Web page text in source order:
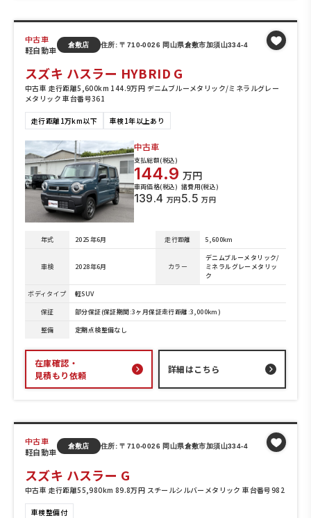
中古車
軽自動車
倉敷店 住所: 〒710-0026 岡山県倉敷市加須山334-4
スズキ ハスラー HYBRID G
中古車 走行距離5,600km 144.9万円 デニムブルーメタリック/ミネラルグレー
メタリック 車台番号361
走行距離1万km以下 車検1年以上あり
中古車
支払総額(税込)
144.9 万円
車両価格(税込)
139.4 万円
諸費用(税込)
5.5 万円
年式 2025年6月 走行距離 5,600km
車検 2028年6月 カラー
デニムブルーメタリック/
ミネラルグレーメタリッ
ク
ボディタイプ
軽SUV
保証
部分保証(保証期間:3ヶ月保証走行距離:3,000km)
整備
定期点検整備なし
在庫確認・
見積もり依頼
詳細はこちら
中古車
軽自動車
倉敷店 住所: 〒710-0026 岡山県倉敷市加須山334-4
スズキ ハスラー G
中古車 走行距離55,980km 89.8万円 スチールシルバーメタリック 車台番号982
車検整備付